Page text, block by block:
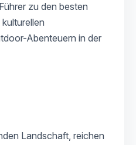
zu den besten
Abenteuern in der
Landschaft, reichen